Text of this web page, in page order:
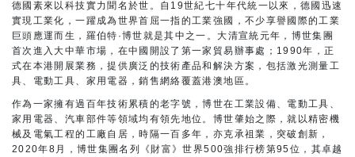
德國素來以科技實力聞名於世。自19世紀七十年代統一以來，德國迅速
實現工業化，一躍成為世界首屈一指的工業強國，不少享譽國際的工業
巨頭應運而生，羅伯特·博世就是其中之一。大清宣統元年，博世集團
首次進入大中華市場，在中國開設了第一家貿易辦事處；1990年，正
式在本港開展業務，提供廣泛的技術產品和解決方案，包括激光測量工
具、電動工具、家用電器，銷售網絡覆蓋港澳地區。
作為一家擁有過百年技術累積的老字號，博世在工業設備、電動工具、
家用電器、汽車部件等領域均有領先地位。博世肇始之際，就以精密機
械及電氣工程的工廠自居，時隔一百多年，亦克承祖業，突破創新，
2020年8月，博世集團名列《財富》世界500強排行榜第95位，其卓越